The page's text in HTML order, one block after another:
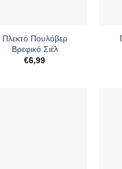
Πλεκτό Πουλόβερ
Βρεφικό Σιέλ
€6,99